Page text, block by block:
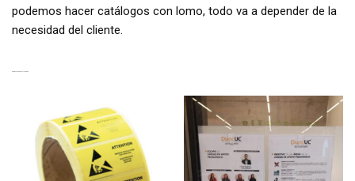
podemos hacer catálogos con lomo, todo va a depender de la
necesidad del cliente.